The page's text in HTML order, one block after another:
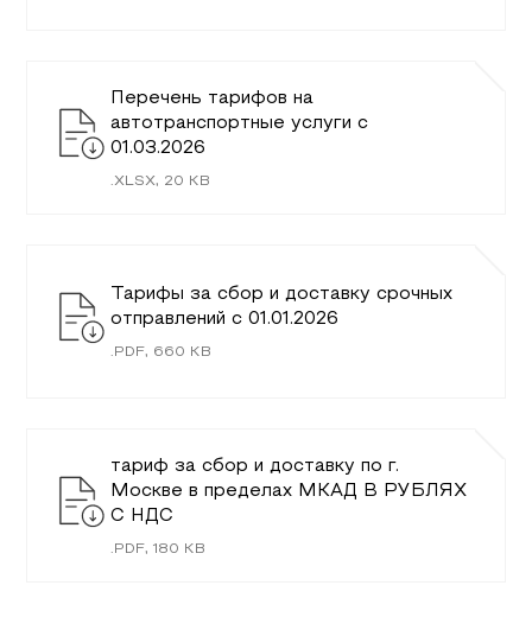
Перечень тарифов на
автотранспортные услуги c
01.03.2026
XLSX, 20 KB
Тарифы за сбор и доставку срочных
отправлений с 01.01.2026
. PDF, 660 KB
тариф за сбор и доставку по г.
Москве в пределах МКАД В РУБЛЯХ
С НДС
PDF,180 KB